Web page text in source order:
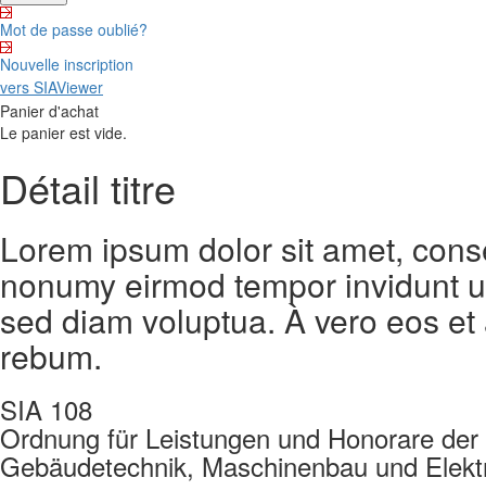
Mot de passe oublié?
Nouvelle inscription
vers SIAViewer
Panier d'achat
Le panier est vide.
Détail titre
Lorem ipsum dolor sit amet,
nonumy eirmod tempor invidunt
sed diam voluptua. À vero eos
rebum.
SIA 108
Ordnung für Leistungen und Honorare
Gebäudetechnik, Maschinenbau und